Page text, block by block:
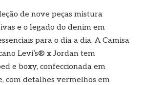
de nove peças mistura
e o legado do denim em
para o dia a dia. A Camisa
Levi’s® x Jordan tem
e boxy, confeccionada em
com detalhes vermelhos em